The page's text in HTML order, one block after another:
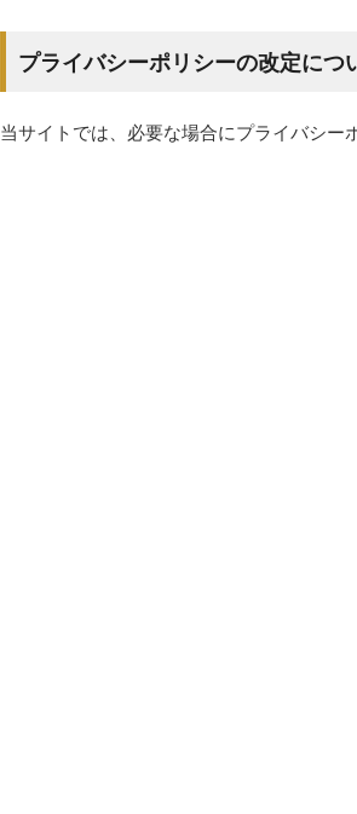
プライバシーポリシーの改定につ
当サイトでは、必要な場合にプライバシー